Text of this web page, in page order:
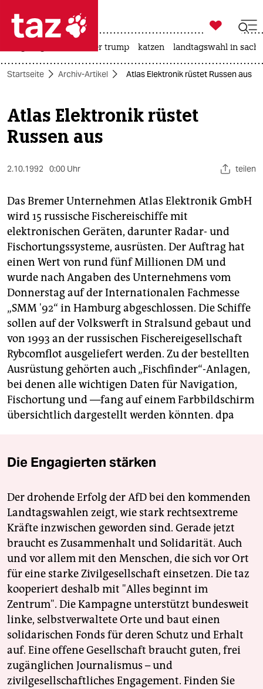
 taz zahl ich
taz zahl ich
themen
politik
kultur
sport
berlin
nord
wahrheit
verlag
verlag
veranstaltungen
shop
unterstützen
genossenschaft
epaper login

taz zahl ich
usa unter trump katzen landtagswahl in
Startseite Archiv-Artikel Atlas Elektronik rüstet Russen aus
Atlas Elektronik rüstet
Russen aus
2.10.1992 0:00 Uhr teilen
Das Bremer Unternehmen Atlas Elektronik GmbH
wird 15 russische Fischereischiffe mit
elektronischen Geräten, darunter Radar- und
Fischortungssysteme, ausrüsten. Der Auftrag hat
einen Wert von rund fünf Millionen DM und
wurde nach Angaben des Unternehmens vom
Donnerstag auf der Internationalen Fachmesse
„SMM '92“ in Hamburg abgeschlossen. Die Schiffe
sollen auf der Volkswerft in Stralsund gebaut und
von 1993 an der russischen Fischereigesellschaft
Rybcomflot ausgeliefert werden. Zu der bestellten
Ausrüstung gehörten auch „Fischfinder“-Anlagen,
bei denen alle wichtigen Daten für Navigation,
Fischortung und —fang auf einem Farbbildschirm
übersichtlich dargestellt werden könnten. dpa
Die Engagierten stärken
Der drohende Erfolg der AfD bei den kommenden
Landtagswahlen zeigt, wie stark rechtsextreme
Kräfte inzwischen geworden sind. Gerade jetzt
braucht es Zusammenhalt und Solidarität. Auch
und vor allem mit den Menschen, die sich vor Ort
für eine starke Zivilgesellschaft einsetzen. Die taz
kooperiert deshalb mit "Alles beginnt im
Zentrum". Die Kampagne unterstützt bundesweit
linke, selbstverwaltete Orte und baut einen
solidarischen Fonds für deren Schutz und Erhalt
auf. Eine offene Gesellschaft braucht guten, frei
zugänglichen Journalismus – und
zivilgesellschaftliches Engagement. Finden Sie